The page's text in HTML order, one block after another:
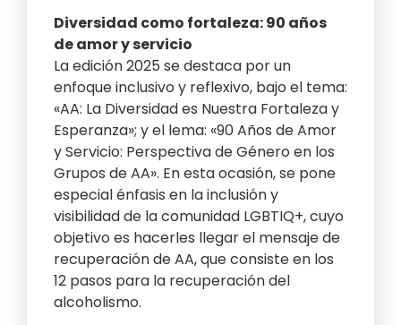
Diversidad como fortaleza: 90 años
de amor y servicio
La edición 2025 se destaca por un
enfoque inclusivo y reflexivo, bajo el tema:
«AA: La Diversidad es Nuestra Fortaleza y
Esperanza»; y el lema: «90 Años de Amor
y Servicio: Perspectiva de Género en los
Grupos de AA». En esta ocasión, se pone
especial énfasis en la inclusión y
visibilidad de la comunidad LGBTIQ+, cuyo
objetivo es hacerles llegar el mensaje de
recuperación de AA, que consiste en los
12 pasos para la recuperación del
alcoholismo.